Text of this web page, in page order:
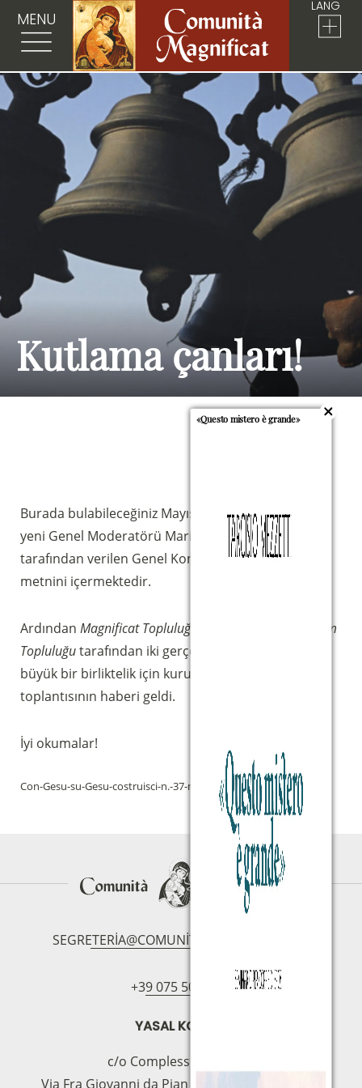
MENU
LANG
Kutlama çanları!
Burada bulabileceğiniz Mayıs Bülteni, Topluluğun
yeni Genel Moderatörü Maria Rita Castellani
tarafından verilen Genel Kongre’nin son kateşisinin
metnini içermektedir.
Ardından Magnificat Topluluğu
Magnificat Dominum
Topluluğutarafından iki gerçekliğimiz arasında daha
büyük bir birliktelik için kurulan Komisyonun ilk
toplantısının haberi geldi.
İyi okumalar!
Con-Gesu-su-Gesu-costruisci-n.-37-maggio-2022 İndir
SEGRETERIA@COMUNITAMAGNIFICAT.ORG
+39 075 5094797
YASAL KOLTUK
c/o Complesso S.Manno
Via Fra Giovanni da Pian di Carpine, 63 - 06127
Sostieni la Comunità Magnificat
Fai una donazione sul nostro conto
bancario
IBAN:IT49S0200803039000102071988
«Questo mistero è grande»